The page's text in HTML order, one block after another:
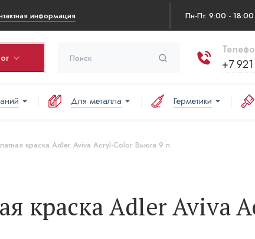
информация Пн-Пт: 9:00 - 18:00
+7
Для металла Герметики
краска Adler Aviva Acryl-Color Вьюга 9 л.
краска Adler Aviva